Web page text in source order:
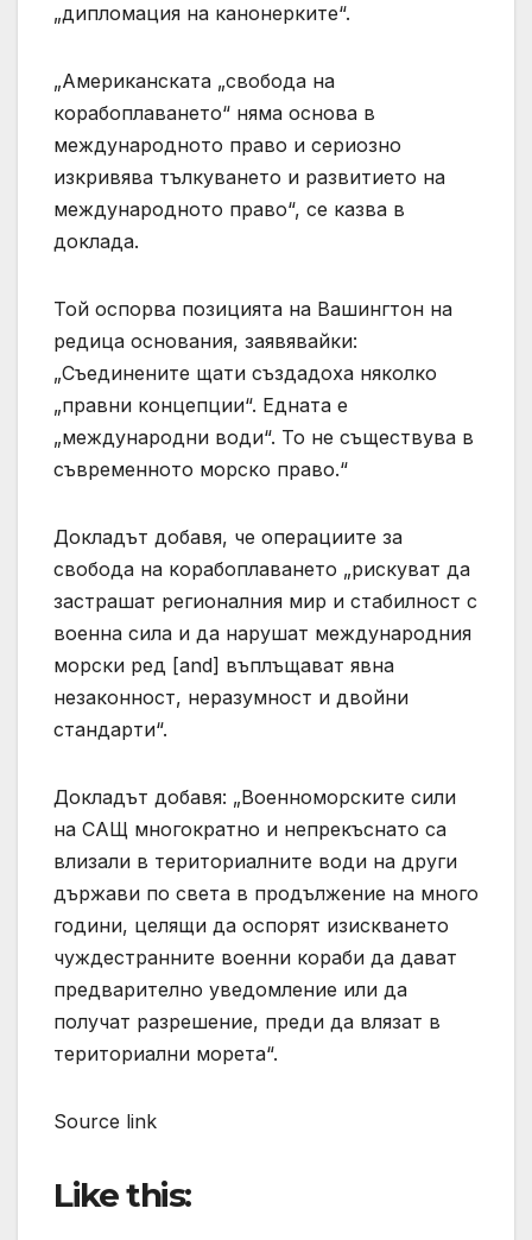
„дипломация на канонерките“.
„Американската „свобода на
корабоплаването“ няма основа в
международното право и сериозно
изкривява тълкуването и развитието на
международното право“, се казва в
доклада.
Той оспорва позицията на Вашингтон на
редица основания, заявявайки:
„Съединените щати създадоха няколко
„правни концепции“. Едната е
„международни води“. То не съществува в
съвременното морско право.“
Докладът добавя, че операциите за
свобода на корабоплаването „рискуват да
застрашат регионалния мир и стабилност с
военна сила и да нарушат международния
морски ред [and] въплъщават явна
незаконност, неразумност и двойни
стандарти“.
Докладът добавя: „Военноморските сили
на САЩ многократно и непрекъснато са
влизали в териториалните води на други
държави по света в продължение на много
години, целящи да оспорят изискването
чуждестранните военни кораби да дават
предварително уведомление или да
получат разрешение, преди да влязат в
териториални морета“.
Source link
Like this: